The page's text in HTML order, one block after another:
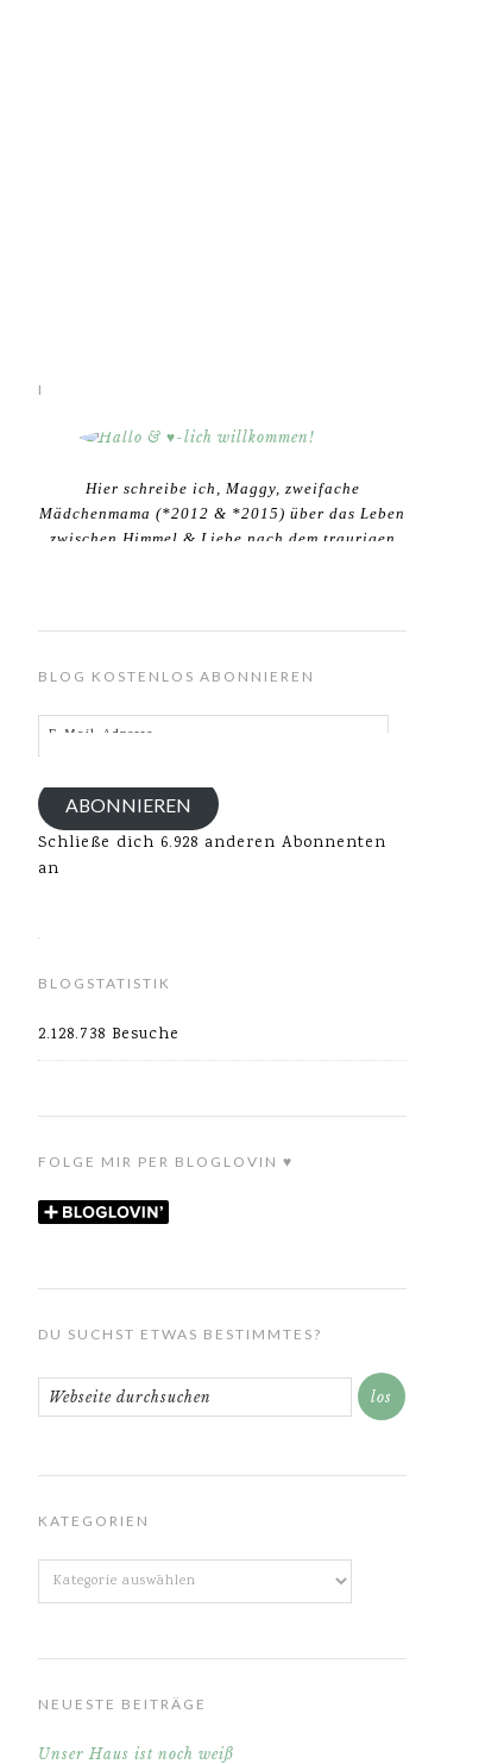
HALLO & ♥-LICH WILLKOMMEN!
Hier schreibe ich, Maggy, zweifache
Mädchenmama (*2012 & *2015) über das Leben
zwischen Himmel & Liebe nach dem traurigen
BLOG KOSTENLOS ABONNIEREN
E-
Mail-
ABONNIEREN
Schließe dich 6.928 anderen Abonnenten
an
BLOGSTATISTIK
2.128.738 Besuche
FOLGE MIR PER BLOGLOVIN ♥
DU SUCHST ETWAS BESTIMMTES?
KATEGORIEN
Kategorien
NEUESTE BEITRÄGE
Unser Haus ist noch weiß